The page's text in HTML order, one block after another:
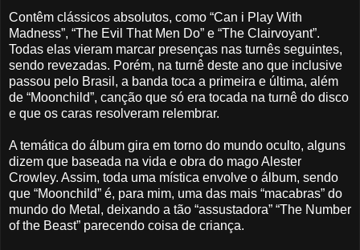
Contêm clássicos absolutos, como “Can i Play With
Madness”, “The Evil That Men Do” e “The Clairvoyant”.
Todas elas vieram marcar presenças nas turnês seguintes,
sendo revezadas. Porém, na turnê deste ano que inclusive
passou pelo Brasil, a banda toca a primeira e última, além
de “Moonchild”, canção que só era tocada na turnê do disco
e que os caras resolveram relembrar.
A temática do álbum gira em torno do mundo oculto, alguns
dizem que baseada na vida e obra do mago Alester
Crowley. Assim, toda uma mística envolve o álbum, sendo
que “Moonchild” é, para mim, uma das mais “macabras” do
mundo do Metal, deixando a tão “assustadora” “The Number
of the Beast” parecendo coisa de criança.